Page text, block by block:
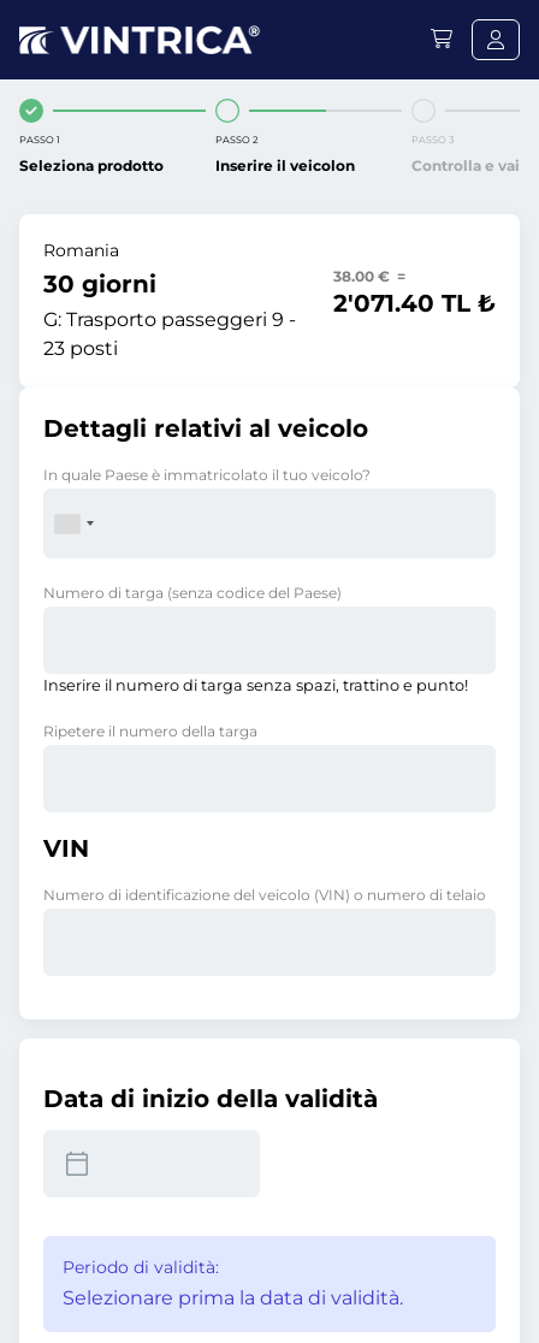
PASSO 1
Seleziona prodotto
PASSO 2
Inserire il veicolon
PASSO 3
Controlla e vai
Romania
30 giorni
G: Trasporto passeggeri 9 -
23 posti
38.00 € =
2'071.40 TL ₺
Dettagli relativi al veicolo
In quale Paese è immatricolato il tuo veicolo?
Numero di targa (senza codice del Paese)
Inserire il numero di targa senza spazi, trattino e punto!
Ripetere il numero della targa
VIN
Numero di identificazione del veicolo (VIN) o numero di telaio
Data di inizio della validità
Periodo di validità:
Selezionare prima la data di validità.